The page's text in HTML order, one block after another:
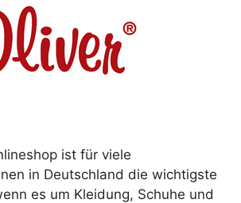
ist für viele
in Deutschland die wichtigste
es um Kleidung, Schuhe und